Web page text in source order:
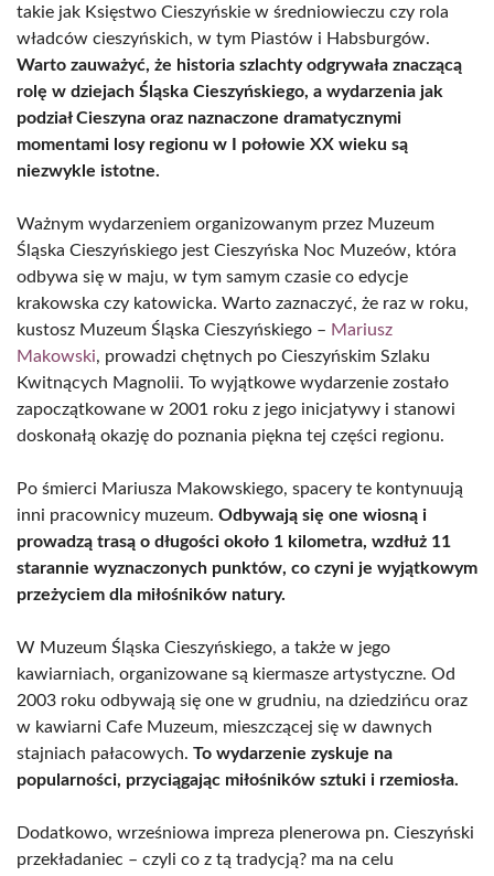
takie jak Księstwo Cieszyńskie w średniowieczu czy rola
władców cieszyńskich, w tym Piastów i Habsburgów.
Warto zauważyć, że historia szlachty odgrywała znaczącą
rolę w dziejach Śląska Cieszyńskiego, a wydarzenia jak
podział Cieszyna oraz naznaczone dramatycznymi
momentami losy regionu w I połowie XX wieku są
niezwykle istotne.
Ważnym wydarzeniem organizowanym przez Muzeum
Śląska Cieszyńskiego jest Cieszyńska Noc Muzeów, która
odbywa się w maju, w tym samym czasie co edycje
krakowska czy katowicka. Warto zaznaczyć, że raz w roku,
kustosz Muzeum Śląska Cieszyńskiego – Mariusz
Makowski, prowadzi chętnych po Cieszyńskim Szlaku
Kwitnących Magnolii. To wyjątkowe wydarzenie zostało
zapoczątkowane w 2001 roku z jego inicjatywy i stanowi
doskonałą okazję do poznania piękna tej części regionu.
Po śmierci Mariusza Makowskiego, spacery te kontynuują
inni pracownicy muzeum. Odbywają się one wiosną i
prowadzą trasą o długości około 1 kilometra, wzdłuż 11
starannie wyznaczonych punktów, co czyni je wyjątkowym
przeżyciem dla miłośników natury.
W Muzeum Śląska Cieszyńskiego, a także w jego
kawiarniach, organizowane są kiermasze artystyczne. Od
2003 roku odbywają się one w grudniu, na dziedzińcu oraz
w kawiarni Cafe Muzeum, mieszczącej się w dawnych
stajniach pałacowych. To wydarzenie zyskuje na
popularności, przyciągając miłośników sztuki i rzemiosła.
Dodatkowo, wrześniowa impreza plenerowa pn. Cieszyński
przekładaniec – czyli co z tą tradycją? ma na celu